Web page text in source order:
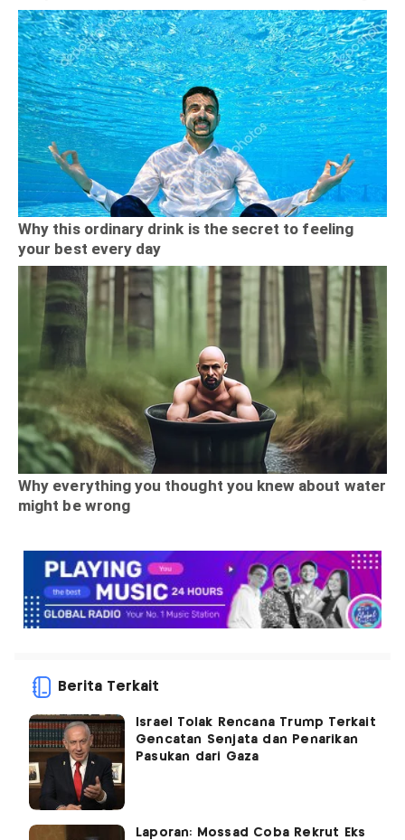
Berita Terkait
Israel Tolak Rencana Trump Terkait
Gencatan Senjata dan Penarikan
Pasukan dari Gaza
Laporan: Mossad Coba Rekrut Eks